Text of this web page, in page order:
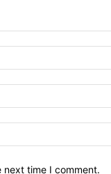
next time I comment.